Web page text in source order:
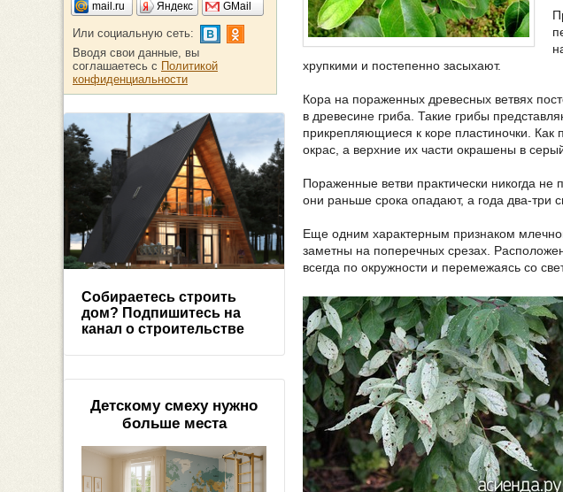
хрупкими и постепенно засыхают.
Кора на пораженных древесных ветвях
в древесине гриба. Такие грибы
прикрепляющиеся к коре пластиночки.
окрас, а верхние их части окрашены в
Пораженные ветви практически никогда не
они раньше срока опадают, а года два-три
Еще одним характерным признаком
заметны на поперечных срезах.
всегда по окружности и перемежаясь со
mail.ru Яндекс GMail
Или социальную сеть:
Вводя свои данные, вы
соглашаетесь с Политикой
конфиденциальности
Собираетесь строить
дом? Подпишитесь на
канал о строительстве
Детскому смеху нужно
больше места